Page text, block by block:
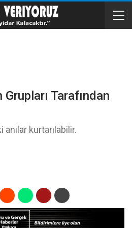
Tarafından
kurtarılabilir.